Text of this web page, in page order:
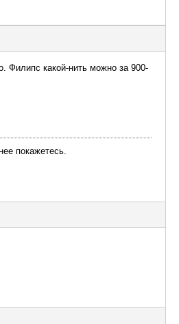
какой-нить можно за 900-
покажетесь.